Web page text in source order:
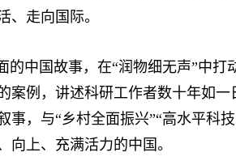
、走向国际。
中国故事，在“润物细无声”中打
案例，讲述科研工作者数十年如一
，与“乡村全面振兴”“高水平科
上、充满活力的中国。